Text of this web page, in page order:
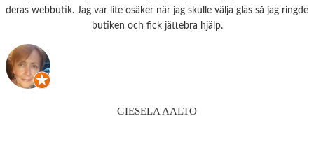
deras webbutik. Jag var lite osäker när jag skulle välja glas så jag ringde
butiken och fick jättebra hjälp.
GIESELA AALTO